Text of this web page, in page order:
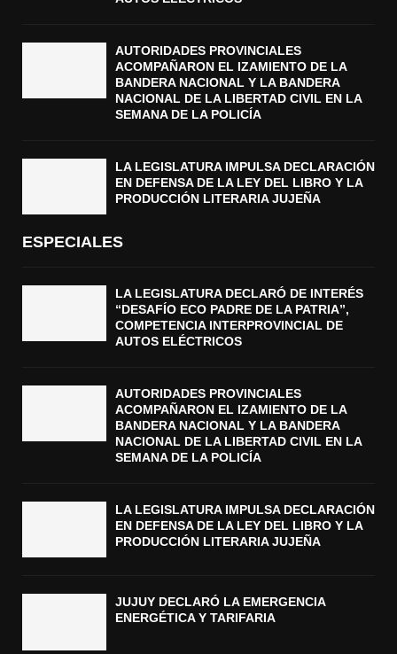
AUTORIDADES PROVINCIALES
ACOMPAÑARON EL IZAMIENTO DE LA
BANDERA NACIONAL Y LA BANDERA
NACIONAL DE LA LIBERTAD CIVIL EN LA
SEMANA DE LA POLICÍA
LA LEGISLATURA IMPULSA DECLARACIÓN
EN DEFENSA DE LA LEY DEL LIBRO Y LA
PRODUCCIÓN LITERARIA JUJEÑA
ESPECIALES
LA LEGISLATURA DECLARÓ DE INTERÉS
“DESAFÍO ECO PADRE DE LA PATRIA”,
COMPETENCIA INTERPROVINCIAL DE
AUTOS ELÉCTRICOS
AUTORIDADES PROVINCIALES
ACOMPAÑARON EL IZAMIENTO DE LA
BANDERA NACIONAL Y LA BANDERA
NACIONAL DE LA LIBERTAD CIVIL EN LA
SEMANA DE LA POLICÍA
LA LEGISLATURA IMPULSA DECLARACIÓN
EN DEFENSA DE LA LEY DEL LIBRO Y LA
PRODUCCIÓN LITERARIA JUJEÑA
JUJUY DECLARÓ LA EMERGENCIA
ENERGÉTICA Y TARIFARIA